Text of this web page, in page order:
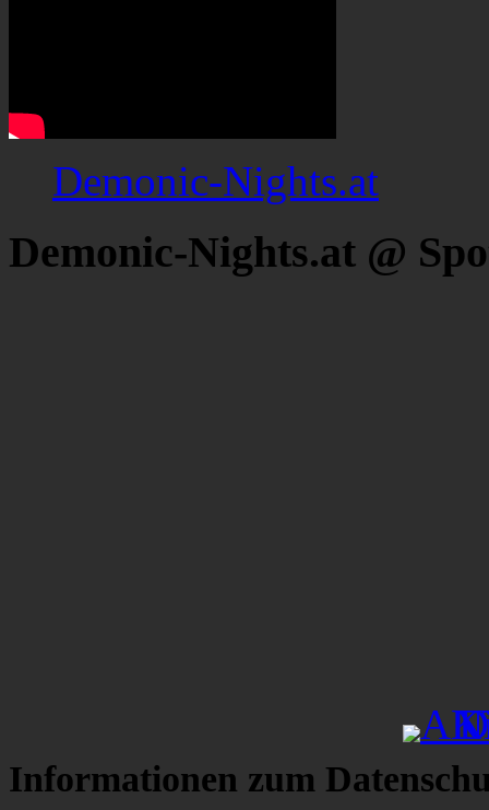
Demonic-Nights.at
Demonic-Nights.at @
Informationen zum